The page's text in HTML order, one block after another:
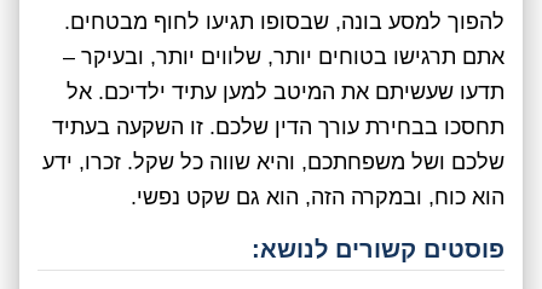
להפוך למסע בונה, שבסופו תגיעו לחוף מבטחים.
אתם תרגישו בטוחים יותר, שלווים יותר, ובעיקר –
תדעו שעשיתם את המיטב למען עתיד ילדיכם. אל
תחסכו בבחירת עורך הדין שלכם. זו השקעה בעתיד
שלכם ושל משפחתכם, והיא שווה כל שקל. זכרו, ידע
הוא כוח, ובמקרה הזה, הוא גם שקט נפשי.
פוסטים קשורים לנושא: